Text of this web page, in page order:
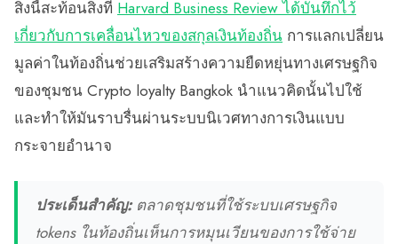
สิ่งนี้สะท้อนสิ่งที่ Harvard Business Review ได้บันทึกไว้
เกี่ยวกับการเคลื่อนไหวของสกุลเงินท้องถิ่น การแลกเปลี่ยน
มูลค่าในท้องถิ่นช่วยเสริมสร้างความยืดหยุ่นทางเศรษฐกิจ
ของชุมชน Crypto loyalty Bangkok นำแนวคิดนั้นไปใช้
และทำให้มันราบรื่นผ่านระบบนิเวศทางการเงินแบบ
กระจายอำนาจ
ประเด็นสำคัญ:ตลาดชุมชนที่ใช้ระบบเศรษฐกิจ
tokens ในท้องถิ่นเห็นการหมุนเวียนของการใช้จ่าย